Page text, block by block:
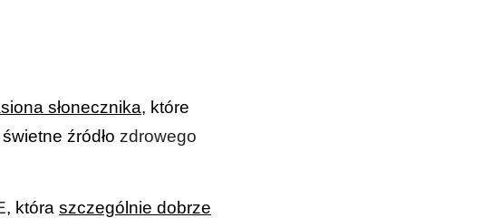
słonecznika, które
świetne źródło zdrowego
, która szczególnie dobrze